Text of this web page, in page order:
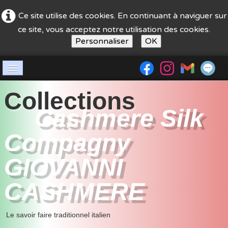
Ce site utilise des cookies. En continuant à naviguer sur
ce site, vous acceptez notre utilisation des cookies.
Personnaliser
OK
Société
boutique
guide achat
Nos stands
contact
Collections
Cashmere Silk
Compagny
GIOVANNI
CASHMERE
Le savoir faire traditionnel italien